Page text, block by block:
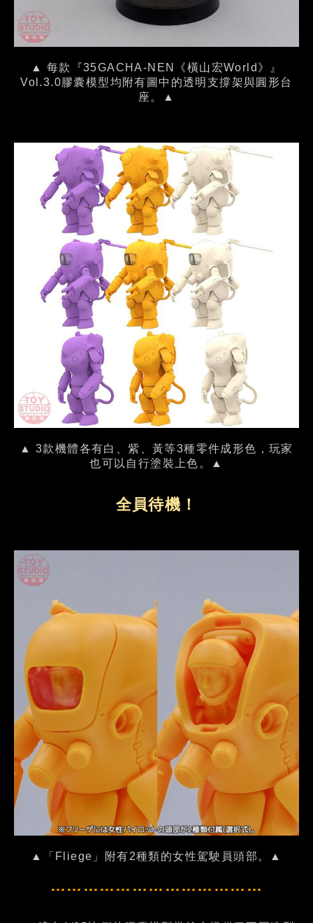
▲ 每款『35GACHA-NEN《橫山宏World》』
Vol.3.0膠囊模型均附有圖中的透明支撐架與圓形台
座。▲
▲ 3款機體各有白、紫、黃等3種零件成形色，玩家
也可以自行塗裝上色。▲
全員待機！
▲「Fliege」附有2種類的女性駕駛員頭部。▲
…………………………………